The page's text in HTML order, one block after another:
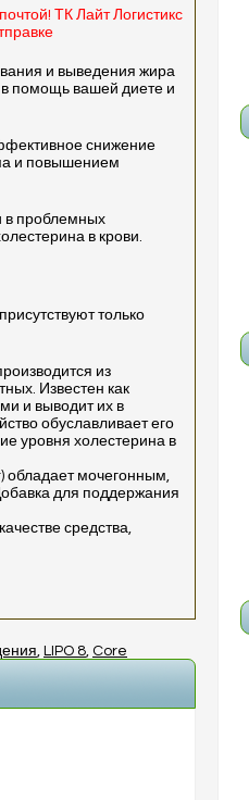
ТК Лайт Логистикс
и выведения жира
помощь вашей диете и
снижение
и повышением
в проблемных
в крови.
только
из
Известен как
и выводит их в
обуславливает его
уровня холестерина в
обладает мочегонным,
для поддержания
средства,
, LIPO 8, Core